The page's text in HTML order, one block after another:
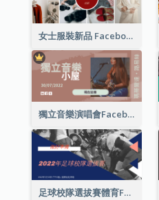
女士服裝新品 Facebook 廣告
獨立音樂演唱會Facebook廣告
足球校隊選拔賽體育Facebook廣告